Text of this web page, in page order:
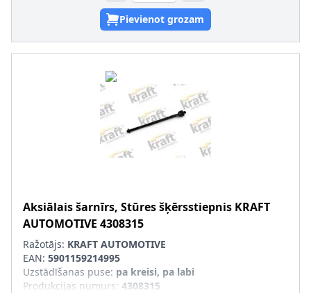
Pievienot grozam
Aksiālais šarnīrs, Stūres šķērsstiepnis KRAFT
AUTOMOTIVE 4308315
Ražotājs: KRAFT AUTOMOTIVE
EAN: 5901159214995
Uzstādīšanas puse: pa kreisi, pa labi
Produkcijas numurs: 4308315